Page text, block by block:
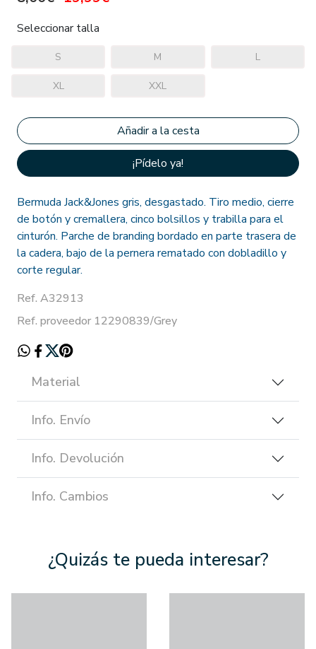
Seleccionar talla
S M L
XL XXL
¡Pídelo ya!
Bermuda Jack&Jones gris, desgastado. Tiro medio, cierre
de botón y cremallera, cinco bolsillos y trabilla para el
cinturón. Parche de branding bordado en parte trasera de
la cadera, bajo de la pernera rematado con dobladillo y
corte regular.
Ref. A32913
Ref. proveedor 12290839/Grey
Material
Info. Envío
Info. Devolución
Info. Cambios
¿Quizás te pueda interesar?